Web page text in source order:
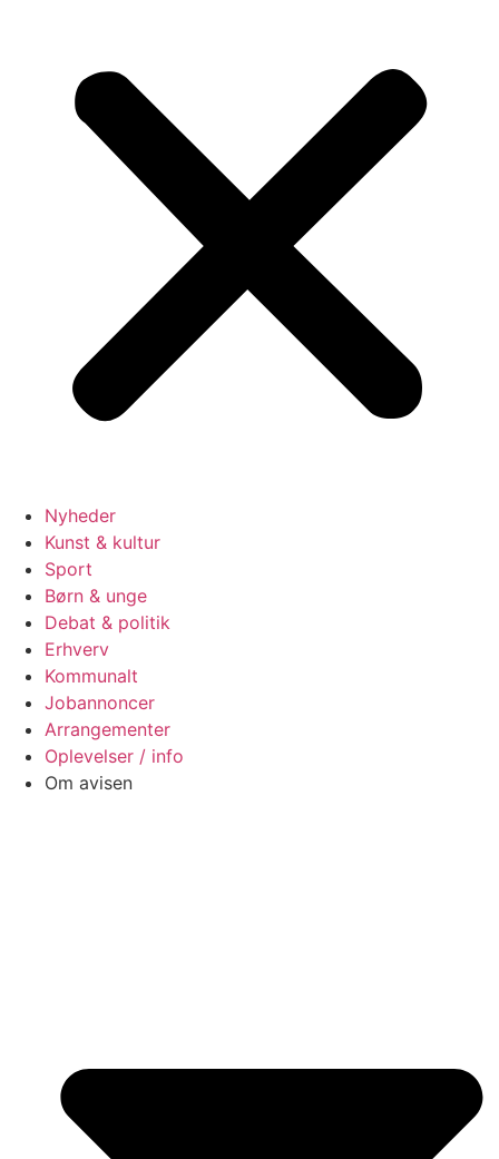
Nyheder
Kunst & kultur
Sport
Børn & unge
Debat & politik
Erhverv
Kommunalt
Jobannoncer
Arrangementer
Oplevelser / info
Om avisen